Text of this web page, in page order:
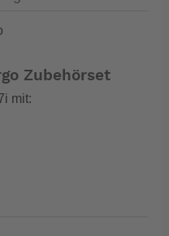
Zubehörset
mit: